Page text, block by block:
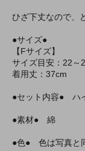
ひざ下丈なので、
●サイズ●
【Fサイズ】
サイズ目安：22～
着用丈：37cm
●セット内容● ハ
●素材● 綿
●色● 色は写真と